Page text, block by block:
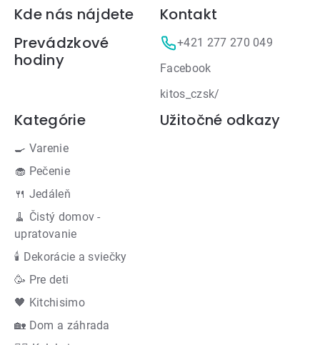
Zápätie
Kde nás nájdete
Prevádzkové
hodiny
Kontakt
+421 277 270 049
Facebook
kitos_czsk/
Kategórie
🍳 Varenie
🧁 Pečenie
🍴 Jedáleň
🧹 Čistý domov -
upratovanie
🕯 Dekorácie a sviečky
🥳 Pre deti
🖤 Kitchisimo
🏡 Dom a záhrada
Užitočné odkazy